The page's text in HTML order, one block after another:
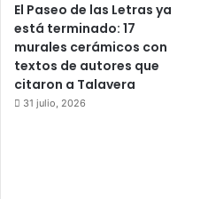
El Paseo de las Letras ya
está terminado: 17
murales cerámicos con
textos de autores que
citaron a Talavera
31 julio, 2026